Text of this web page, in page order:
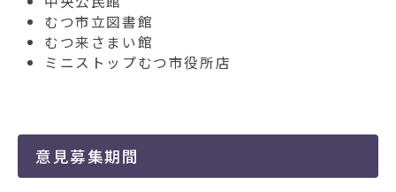
むつ市立図書館
むつ来さまい館
ミニストップむつ市役所店
意見募集期間